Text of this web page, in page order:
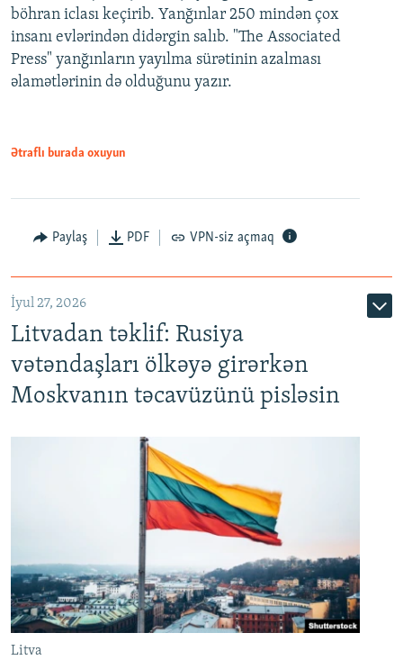
böhran iclası keçirib. Yanğınlar 250 mindən çox
insanı evlərindən didərgin salıb. "The Associated
Press" yanğınların yayılma sürətinin azalması
əlamətlərinin də olduğunu yazır.
Ətraflı burada oxuyun
Paylaş PDF VPN-siz açmaq
İyul 27, 2026
Litvadan təklif: Rusiya
vətəndaşları ölkəyə girərkən
Moskvanın təcavüzünü pisləsin
Litva